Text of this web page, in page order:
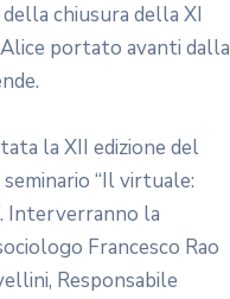
chiusura della XI
portato avanti dalla
la XII edizione del
“Il virtuale:
Interverranno la
Francesco Rao
Responsabile